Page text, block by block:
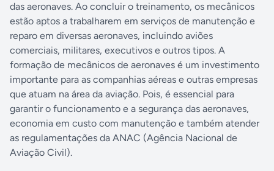
das aeronaves. Ao concluir o treinamento, os mecânicos
estão aptos a trabalharem em serviços de manutenção e
reparo em diversas aeronaves, incluindo aviões
comerciais, militares, executivos e outros tipos. A
formação de mecânicos de aeronaves é um investimento
importante para as companhias aéreas e outras empresas
que atuam na área da aviação. Pois, é essencial para
garantir o funcionamento e a segurança das aeronaves,
economia em custo com manutenção e também atender
as regulamentações da ANAC (Agência Nacional de
Aviação Civil).